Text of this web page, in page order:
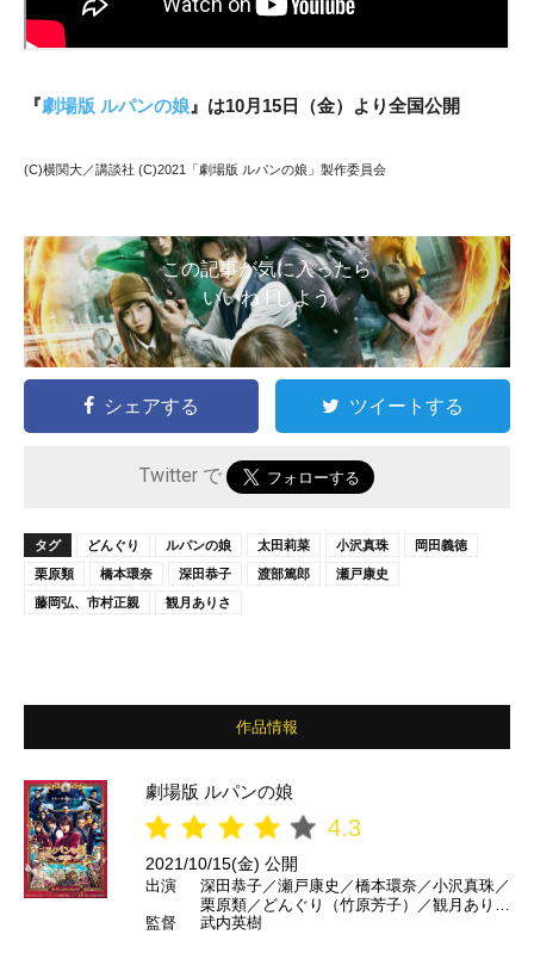
『劇場版 ルパンの娘 』は10月15日（金）より全国公開
(C)横関大／講談社 (C)2021「劇場版 ルパンの娘」製作委員会
この記事が気に入ったら
いいね ! しよう
シェアする ツイートする
Twitter で
タグ どんぐり ルパンの娘 太田莉菜 小沢真珠
岡田義徳
栗原類
橋本環奈 深田恭子 渡部篤郎
瀬戸康史
藤岡弘、市村正親
観月ありさ
作品情報
劇場版 ルパンの娘
4.3
2021/10/15(金) 公開
出演
深田恭子／瀬戸康史／橋本環奈／小沢真珠／
栗原類／どんぐり（竹原芳子）／観月ありさ
／岡田義徳／太田莉菜／藤岡弘、（特別出
監督 武内英樹